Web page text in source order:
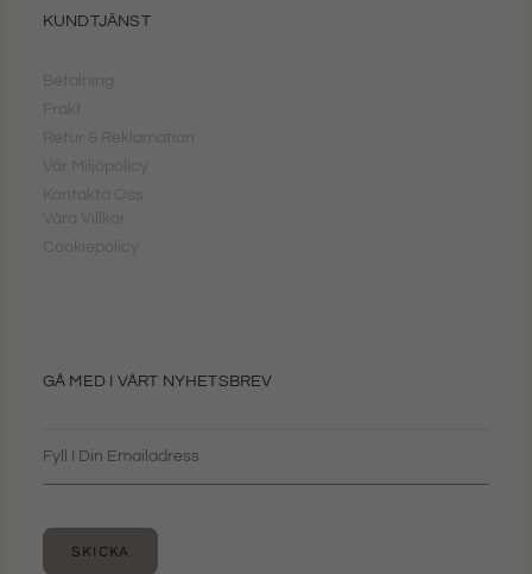
KUNDTJÄNST
Betalning
Frakt
Retur & Reklamation
Vår Miljöpolicy
Kontakta Oss
Våra Villkor
Cookiepolicy
GÅ MED I VÅRT NYHETSBREV
SKICKA